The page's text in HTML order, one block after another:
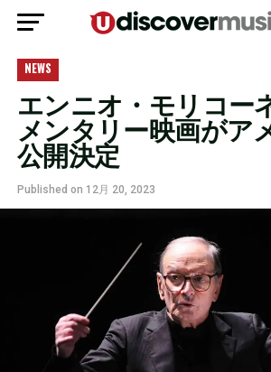
NEWS
エンニオ・モリコー
メンタリー映画がア
公開決定
Published on 12月 20, 2023
モバイルバージョンに